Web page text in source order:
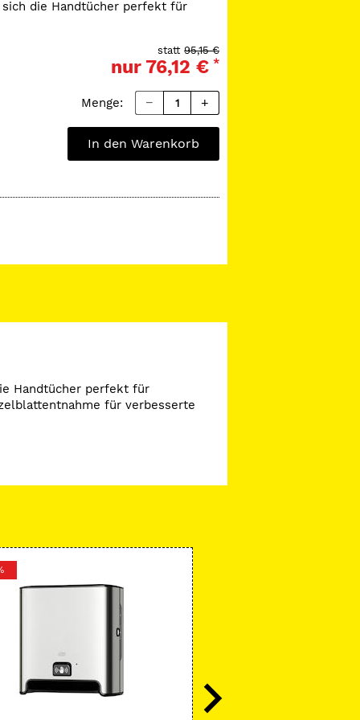
die Handtücher perfekt für
helfen, den Verbrauch zu
95,15 €
statt
nur 76,12 € *
Menge:
In den Warenkorb
Handtücher perfekt für
für verbesserte